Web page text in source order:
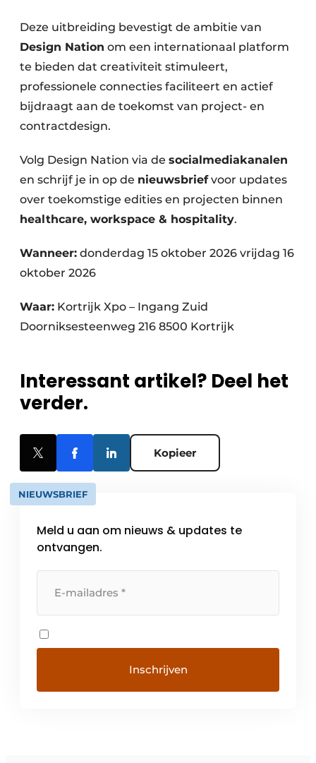
Deze uitbreiding bevestigt de ambitie van
Design Nation om een internationaal platform
te bieden dat creativiteit stimuleert,
professionele connecties faciliteert en actief
bijdraagt aan de toekomst van project- en
contractdesign.
Volg Design Nation via de socialmediakanalen
en schrijf je in op de nieuwsbriefvoor updates
over toekomstige edities en projecten binnen
healthcare, workspace & hospitality.
Wanneer: donderdag 15 oktober 2026 vrijdag 16
oktober 2026
Waar: Kortrijk Xpo – Ingang Zuid
Doorniksesteenweg 216 8500 Kortrijk
Interessant artikel? Deel het
verder.
Kopieer
NIEUWSBRIEF
Meld u aan om nieuws & updates te
ontvangen.